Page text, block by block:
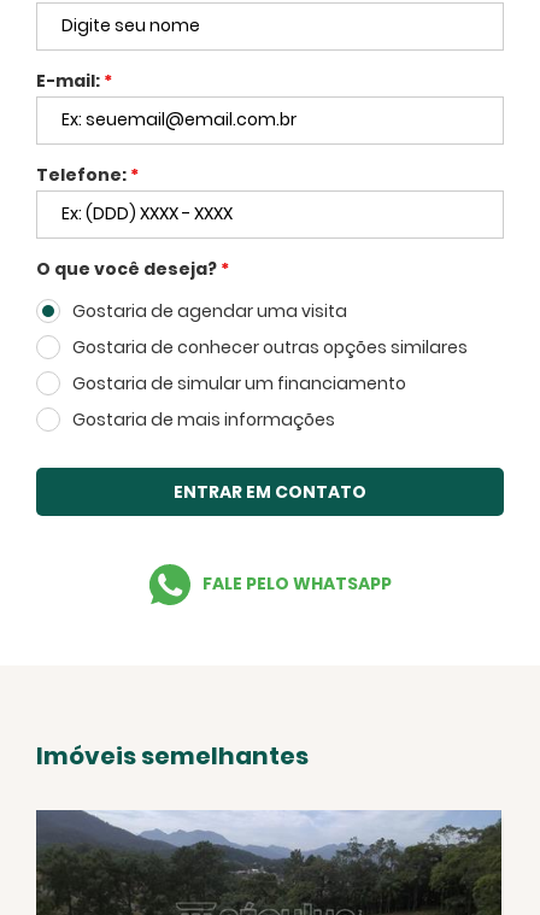
FECHAR
E-mail: *
Telefone: *
O que você deseja? *
Gostaria de agendar uma visita
Gostaria de conhecer outras opções similares
Gostaria de simular um financiamento
Gostaria de mais informações
ENTRAR EM CONTATO
FALE PELO WHATSAPP
Voltar
Imóveis semelhantes